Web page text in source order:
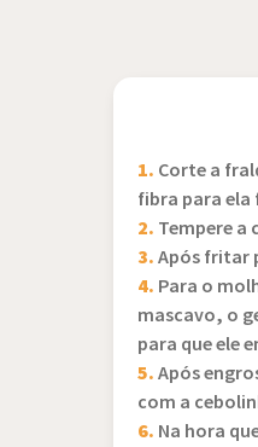
1. Corte a
fibra para ela
2. Tempere a
3.Após fritar
4. Para o
mascavo, o
para que ele
5.Após
com a
6. Na hora